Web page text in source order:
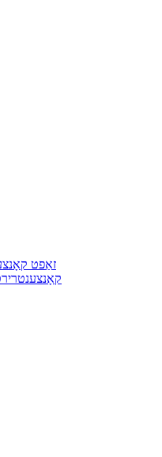
זאַפט